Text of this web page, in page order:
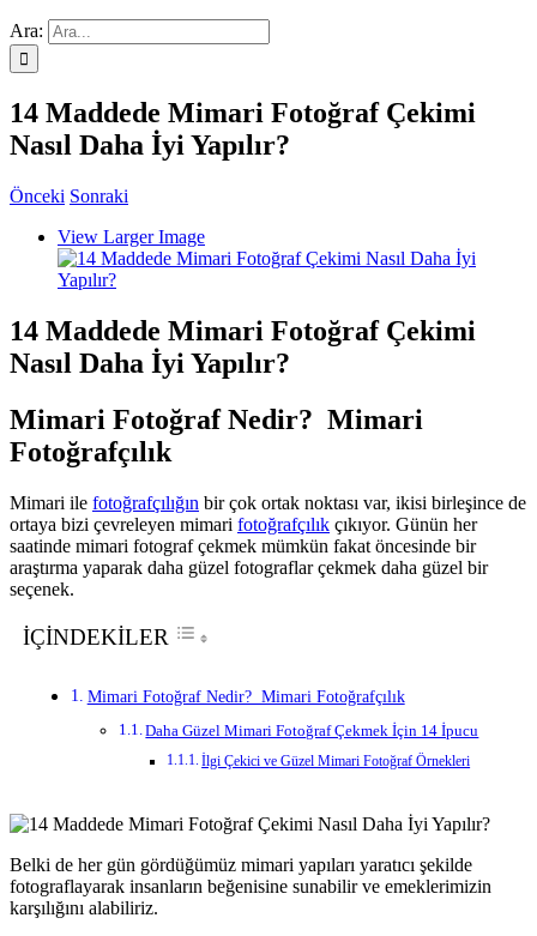
Ara:
14 Maddede Mimari Fotoğraf Çekimi
Nasıl Daha İyi Yapılır?
Önceki Sonraki
View Larger Image
14 Maddede Mimari Fotoğraf Çekimi
Nasıl Daha İyi Yapılır?
Mimari Fotoğraf Nedir? Mimari
Fotoğrafçılık
Mimari ile fotoğrafçılığın bir çok ortak noktası var, ikisi birleşince de
ortaya bizi çevreleyen mimari fotoğrafçılık çıkıyor. Günün her
saatinde mimari fotograf çekmek mümkün fakat öncesinde bir
araştırma yaparak daha güzel fotograflar çekmek daha güzel bir
seçenek.
İÇİNDEKİLER
Mimari Fotoğraf Nedir? Mimari Fotoğrafçılık
Daha Güzel Mimari Fotoğraf Çekmek İçin 14 İpucu
İlgi Çekici ve Güzel Mimari Fotoğraf Örnekleri
Belki de her gün gördüğümüz mimari yapıları yaratıcı şekilde
fotograflayarak insanların beğenisine sunabilir ve emeklerimizin
karşılığını alabiliriz.